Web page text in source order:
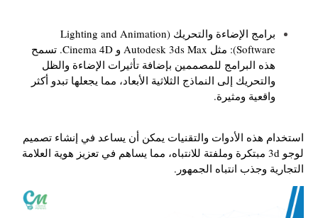
برامج الإضاءة والتحريك (Lighting and Animation
Software): مثل Autodesk 3ds Max و Cinema 4D. تسمح
هذه البرامج للمصممين بإضافة تأثيرات الإضاءة والظل
والتحريك إلى النماذج الثلاثية الأبعاد، مما يجعلها تبدو أكثر
واقعية ومثيرة.
استخدام هذه الأدوات والتقنيات يمكن أن يساعد في إنشاء تصميم
لوجو 3d مبتكرة وملفتة للانتباه، مما يساهم في تعزيز هوية العلامة
التجارية وجذب انتباه الجمهور.